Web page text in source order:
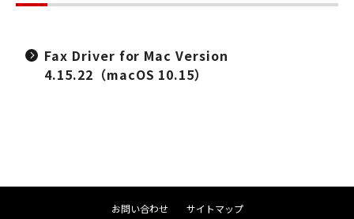
Fax Driver for Mac Version
4.15.22（macOS 10.15）
お問い合わせ
サイトマップ